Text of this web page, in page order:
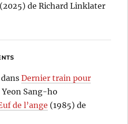
(2025) de Richard Linklater
dansDernier train pour
Yeon Sang-ho
de l’ange (1985) de